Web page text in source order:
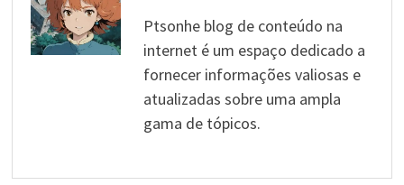
Ptsonhe blog de conteúdo na
internet é um espaço dedicado a
fornecer informações valiosas e
atualizadas sobre uma ampla
gama de tópicos.